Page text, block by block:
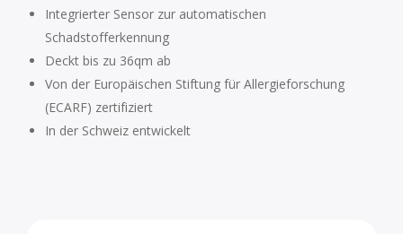
Integrierter Sensor zur automatischen
Schadstofferkennung
Deckt bis zu 36qm ab
Von der Europäischen Stiftung für Allergieforschung
(ECARF) zertifiziert
In der Schweiz entwickelt